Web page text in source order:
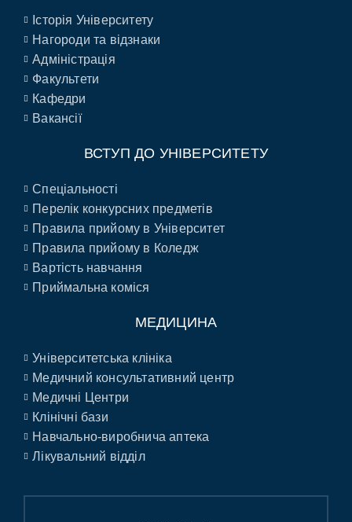
Історія Університету
Нагороди та відзнаки
Адміністрація
Факультети
Кафедри
Вакансії
ВСТУП ДО УНІВЕРСИТЕТУ
Спеціальності
Перелік конкурсних предметів
Правила прийому в Університет
Правила прийому в Коледж
Вартість навчання
Приймальна коміся
МЕДИЦИНА
Університетська клініка
Медичний консультативний центр
Медичні Центри
Клінічні бази
Навчально-виробнича аптека
Лікувальний відділ